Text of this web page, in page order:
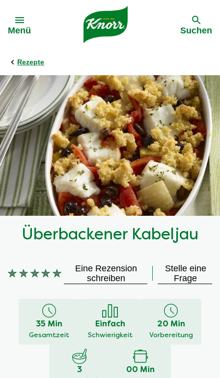
Menü Suchen
Rezepte
Überbackener Kabeljau
Keine
abgegeben
Eine Rezension
schreiben
Stelle eine
Frage
35 Min
Gesamtzeit
Einfach
Schwierigkeit
20 Min
Vorbereitung
3 00 Min